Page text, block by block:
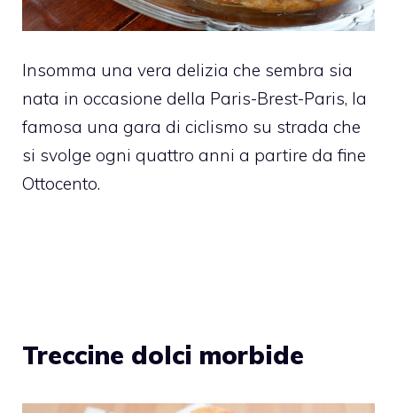
Insomma una vera delizia che sembra sia
nata in occasione della Paris-Brest-Paris, la
famosa una gara di ciclismo su strada che
si svolge ogni quattro anni a partire da fine
Ottocento.
Treccine dolci morbide